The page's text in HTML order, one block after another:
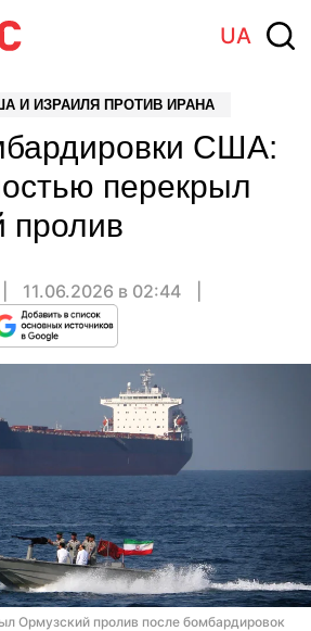
UA
И ИЗРАИЛЯ ПРОТИВ ИРАНА
США:
перекрыл
пролив
11.06.2026 в 02:44
Ормузский пролив после бомбардировок